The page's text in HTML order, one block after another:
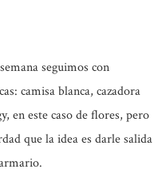
seguimos con
camisa blanca, cazadora
en este caso de flores, pero
que la idea es darle salida